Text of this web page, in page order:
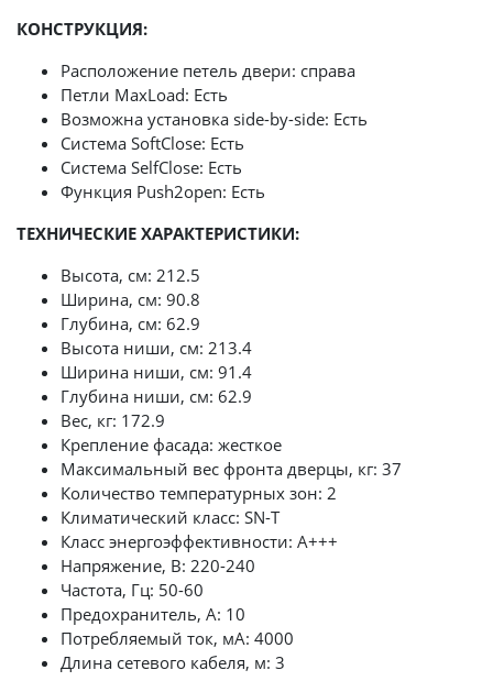
КОНСТРУКЦИЯ:
Расположение петель двери: справа
Петли MaxLoad: Есть
Возможна установка side-by-side: Есть
Система SoftClose: Есть
Система SelfClose: Есть
Функция Push2open: Есть
ТЕХНИЧЕСКИЕ ХАРАКТЕРИСТИКИ:
Высота, см: 212.5
Ширина, см: 90.8
Глубина, см: 62.9
Высота ниши, см: 213.4
Ширина ниши, см: 91.4
Глубина ниши, см: 62.9
Вес, кг: 172.9
Крепление фасада: жесткое
Максимальный вес фронта дверцы, кг: 37
Количество температурных зон: 2
Климатический класс: SN-T
Класс энергоэффективности: А+++
Напряжение, В: 220-240
Частота, Гц: 50-60
Предохранитель, А: 10
Потребляемый ток, мА: 4000
Длина сетевого кабеля, м: 3